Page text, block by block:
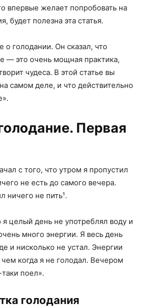
впервые желает попробовать на
будет полезна эта статья.
о голодании. Он сказал, что
— это очень мощная практика,
чудеса. В этой статье вы
самом деле, и что действительно
Первая
с того, что утром я пропустил
не есть до самого вечера.
ничего не пить¹.
я целый день не употреблял воду и
много энергии. Я весь день
и нисколько не устал. Энергии
когда я не голодал. Вечером
поел».
голодания